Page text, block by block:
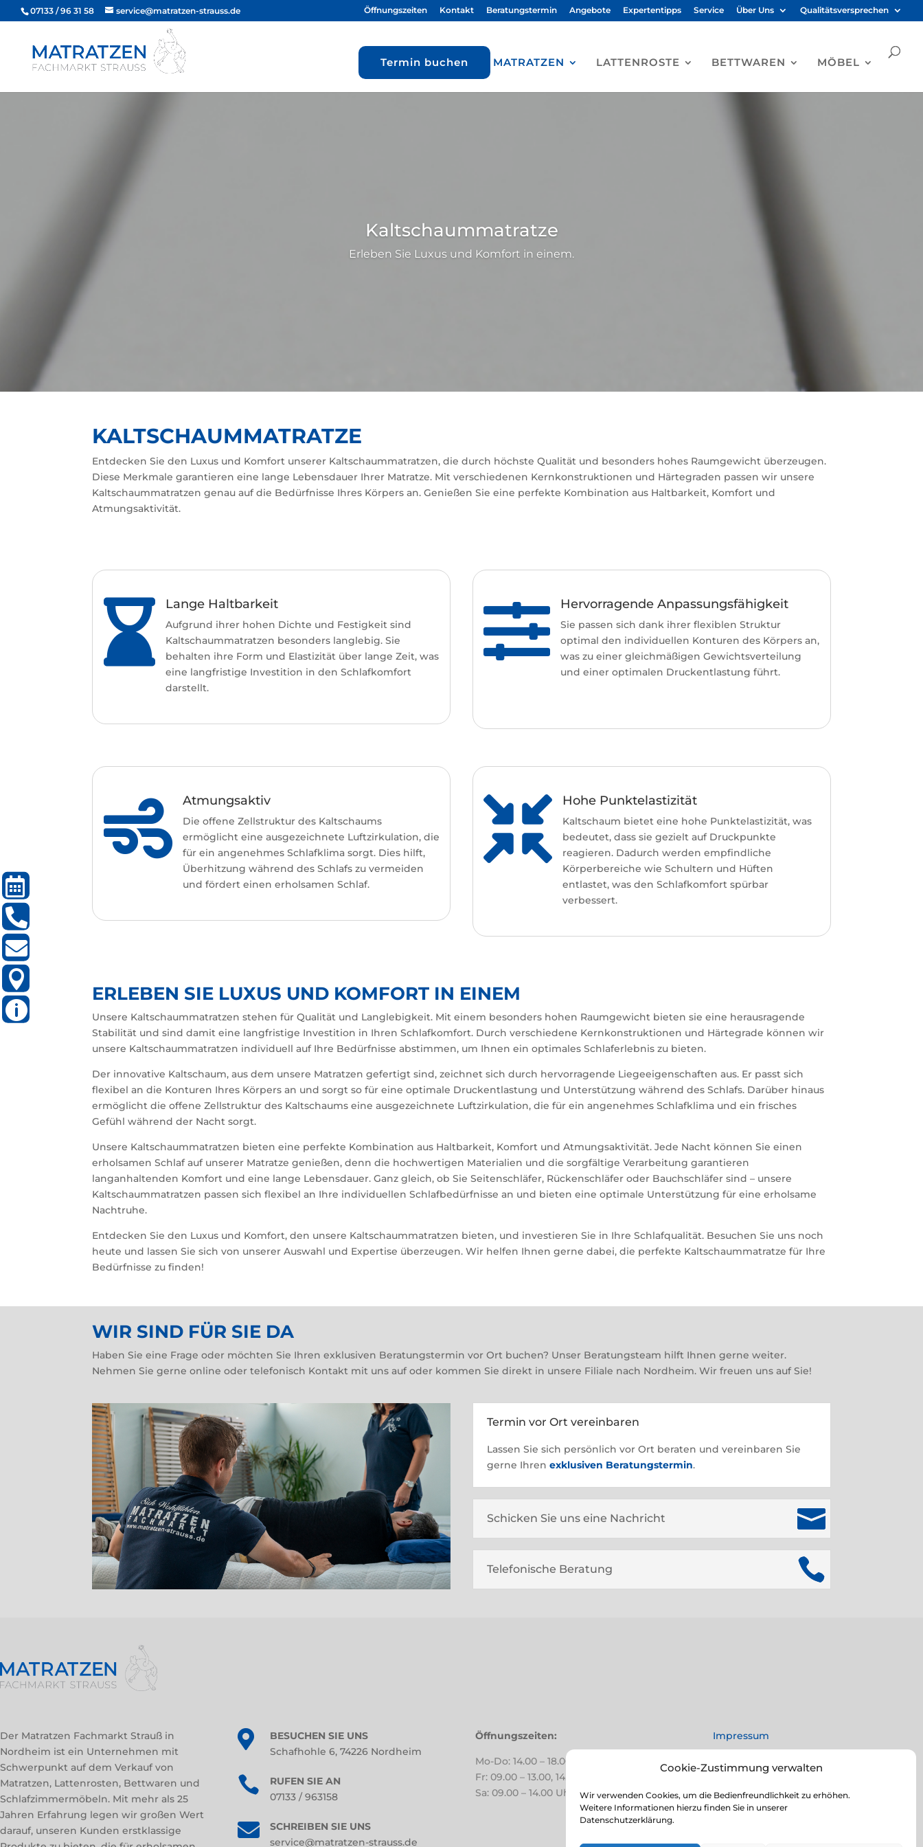
Cookie-Zustimmung verwalten
Wir verwenden Cookies, um die Bedienfreundlichkeit zu erhöhen.
Weitere Informationen hierzu finden Sie in unserer
Datenschutzerklärung.
07133 / 96 31 58 service@matratzen-strauss.de Öffnungszeiten Kontakt Beratungstermin Angebote Expertentipps Service Über Uns Qualitätsversprechen
Termin buchen MATRATZEN LATTENROSTE BETTWAREN MÖBEL
Kaltschaummatratze
Erleben Sie Luxus und Komfort in einem.
KALTSCHAUMMATRATZE
Entdecken Sie den Luxus und Komfort unserer Kaltschaummatratzen, die durch höchste Qualität und besonders hohes Raumgewicht überzeugen.
Diese Merkmale garantieren eine lange Lebensdauer Ihrer Matratze. Mit verschiedenen Kernkonstruktionen und Härtegraden passen wir unsere
Kaltschaummatratzen genau auf die Bedürfnisse Ihres Körpers an. Genießen Sie eine perfekte Kombination aus Haltbarkeit, Komfort und
Atmungsaktivität.
 Lange Haltbarkeit
Aufgrund ihrer hohen Dichte und Festigkeit sind
Kaltschaummatratzen besonders langlebig. Sie
behalten ihre Form und Elastizität über lange Zeit, was
eine langfristige Investition in den Schlafkomfort
darstellt.
 Hervorragende Anpassungsfähigkeit
Sie passen sich dank ihrer flexiblen Struktur
optimal den individuellen Konturen des Körpers an,
was zu einer gleichmäßigen Gewichtsverteilung
und einer optimalen Druckentlastung führt.
 Atmungsaktiv
Die offene Zellstruktur des Kaltschaums
ermöglicht eine ausgezeichnete Luftzirkulation, die
für ein angenehmes Schlafklima sorgt. Dies hilft,
Überhitzung während des Schlafs zu vermeiden
und fördert einen erholsamen Schlaf.
 Hohe Punktelastizität
Kaltschaum bietet eine hohe Punktelastizität, was
bedeutet, dass sie gezielt auf Druckpunkte
reagieren. Dadurch werden empfindliche
Körperbereiche wie Schultern und Hüften
entlastet, was den Schlafkomfort spürbar
verbessert.
ERLEBEN SIE LUXUS UND KOMFORT IN EINEM
Unsere Kaltschaummatratzen stehen für Qualität und Langlebigkeit. Mit einem besonders hohen Raumgewicht bieten sie eine herausragende
Stabilität und sind damit eine langfristige Investition in Ihren Schlafkomfort. Durch verschiedene Kernkonstruktionen und Härtegrade können wir
unsere Kaltschaummatratzen individuell auf Ihre Bedürfnisse abstimmen, um Ihnen ein optimales Schlaferlebnis zu bieten.
Der innovative Kaltschaum, aus dem unsere Matratzen gefertigt sind, zeichnet sich durch hervorragende Liegeeigenschaften aus. Er passt sich
flexibel an die Konturen Ihres Körpers an und sorgt so für eine optimale Druckentlastung und Unterstützung während des Schlafs. Darüber hinaus
ermöglicht die offene Zellstruktur des Kaltschaums eine ausgezeichnete Luftzirkulation, die für ein angenehmes Schlafklima und ein frisches
Gefühl während der Nacht sorgt.
Unsere Kaltschaummatratzen bieten eine perfekte Kombination aus Haltbarkeit, Komfort und Atmungsaktivität. Jede Nacht können Sie einen
erholsamen Schlaf auf unserer Matratze genießen, denn die hochwertigen Materialien und die sorgfältige Verarbeitung garantieren
langanhaltenden Komfort und eine lange Lebensdauer. Ganz gleich, ob Sie Seitenschläfer, Rückenschläfer oder Bauchschläfer sind – unsere
Kaltschaummatratzen passen sich flexibel an Ihre individuellen Schlafbedürfnisse an und bieten eine optimale Unterstützung für eine erholsame
Nachtruhe.
Entdecken Sie den Luxus und Komfort, den unsere Kaltschaummatratzen bieten, und investieren Sie in Ihre Schlafqualität. Besuchen Sie uns noch
heute und lassen Sie sich von unserer Auswahl und Expertise überzeugen. Wir helfen Ihnen gerne dabei, die perfekte Kaltschaummatratze für Ihre
Bedürfnisse zu finden!
WIR SIND FÜR SIE DA
Haben Sie eine Frage oder möchten Sie Ihren exklusiven Beratungstermin vor Ort buchen? Unser Beratungsteam hilft Ihnen gerne weiter.
Nehmen Sie gerne online oder telefonisch Kontakt mit uns auf oder kommen Sie direkt in unsere Filiale nach Nordheim. Wir freuen uns auf Sie!
Termin vor Ort vereinbaren
Lassen Sie sich persönlich vor Ort beraten und vereinbaren Sie
gerne Ihrenexklusiven Beratungstermin.
Schicken Sie uns eine Nachricht
Telefonische Beratung
Der Matratzen Fachmarkt Strauß in
Nordheim ist ein Unternehmen mit
Schwerpunkt auf dem Verkauf von
Matratzen, Lattenrosten, Bettwaren und
Schlafzimmermöbeln. Mit mehr als 25
Jahren Erfahrung legen wir großen Wert
darauf, unseren Kunden erstklassige

BESUCHEN SIE UNS
Schafhohle 6, 74226 Nordheim

RUFEN SIE AN
07133 / 963158

SCHREIBEN SIE UNS
service@matratzen-strauss.de
Öffnungszeiten:
Mo-Do: 14.00 – 18.00 Uhr
Fr: 09.00 – 13.00, 14.00 – 18.00 Uhr
Sa: 09.00 – 14.00 Uhr
Impressum
Datenschutz




